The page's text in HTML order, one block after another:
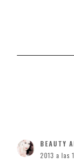
BEAUTY
2013 a las